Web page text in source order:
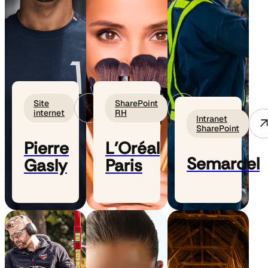
Site
internet
Pierre
Gasly
SharePoint
RH
L'Oréal
Paris
Intranet
SharePoint
Semardel